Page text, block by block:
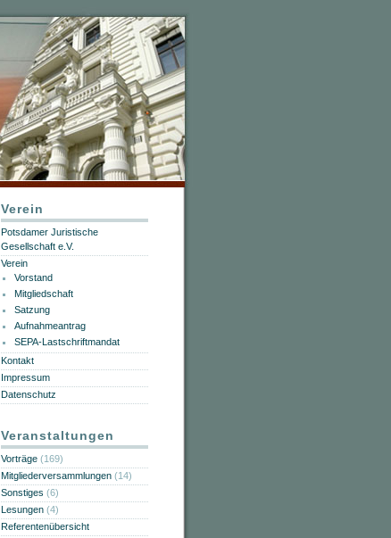
Verein
Potsdamer Juristische
Gesellschaft e.V.
Verein
Vorstand
Mitgliedschaft
Satzung
Aufnahmeantrag
SEPA-Lastschriftmandat
Kontakt
Impressum
Datenschutz
Veranstaltungen
Vorträge (169)
Mitgliederversammlungen (14)
Sonstiges (6)
Lesungen (4)
Referentenübersicht